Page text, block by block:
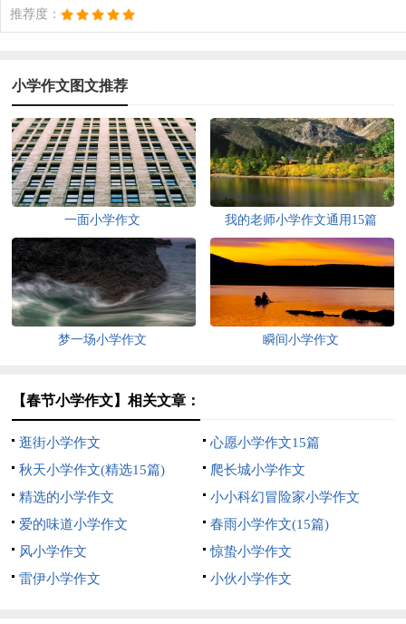
推荐度：
小学作文图文推荐
一面小学作文 我的老师小学作文通用15篇
梦一场小学作文 瞬间小学作文
【春节小学作文】相关文章：
逛街小学作文
心愿小学作文15篇
秋天小学作文(精选15篇)
爬长城小学作文
精选的小学作文
小小科幻冒险家小学作文
爱的味道小学作文
春雨小学作文(15篇)
风小学作文
惊蛰小学作文
雷伊小学作文
小伙小学作文